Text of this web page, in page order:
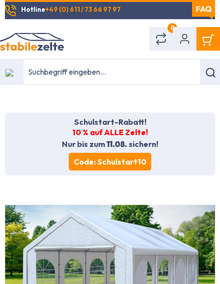
springen
Hotline+49 (0) 611 / 73 66 97 97
0
Schulstart-Rabatt!
10 % auf ALLE Zelte!
Nur bis zum11.08.sichern!
Code: Schulstart10